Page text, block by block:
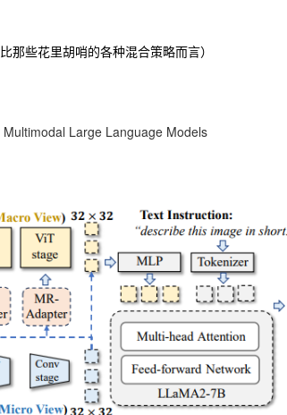
些花里胡哨的各种混合策略而言）
Large Language Models